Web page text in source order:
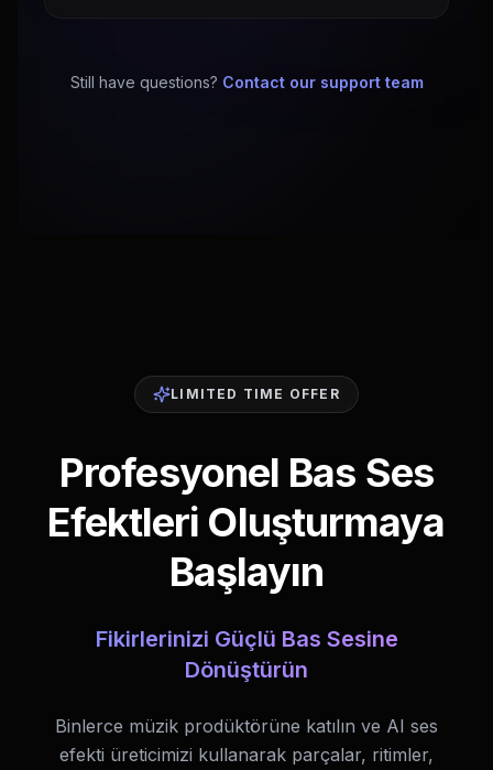
Still have questions? Contact our support team
LIMITED TIME OFFER
Profesyonel Bas Ses
Efektleri Oluşturmaya
Başlayın
Fikirlerinizi Güçlü Bas Sesine
Dönüştürün
Binlerce müzik prodüktörüne katılın ve AI ses
efekti üreticimizi kullanarak parçalar, ritimler,